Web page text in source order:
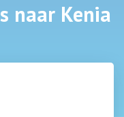
naar Kenia